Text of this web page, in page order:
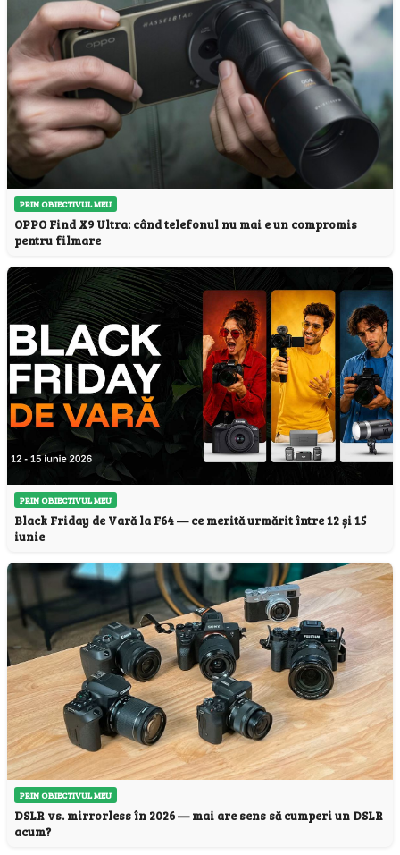
PRIN OBIECTIVUL MEU
OPPO Find X9 Ultra: când telefonul nu mai e un compromis
pentru filmare
PRIN OBIECTIVUL MEU
Black Friday de Vară la F64 — ce merită urmărit între 12 și 15
iunie
PRIN OBIECTIVUL MEU
DSLR vs. mirrorless în 2026 — mai are sens să cumperi un DSLR
acum?